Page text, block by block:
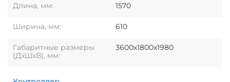
Длина, мм: 1570
Ширина, мм: 610
Габаритные размеры
(ДхШхВ), мм:
3600x1800x1980